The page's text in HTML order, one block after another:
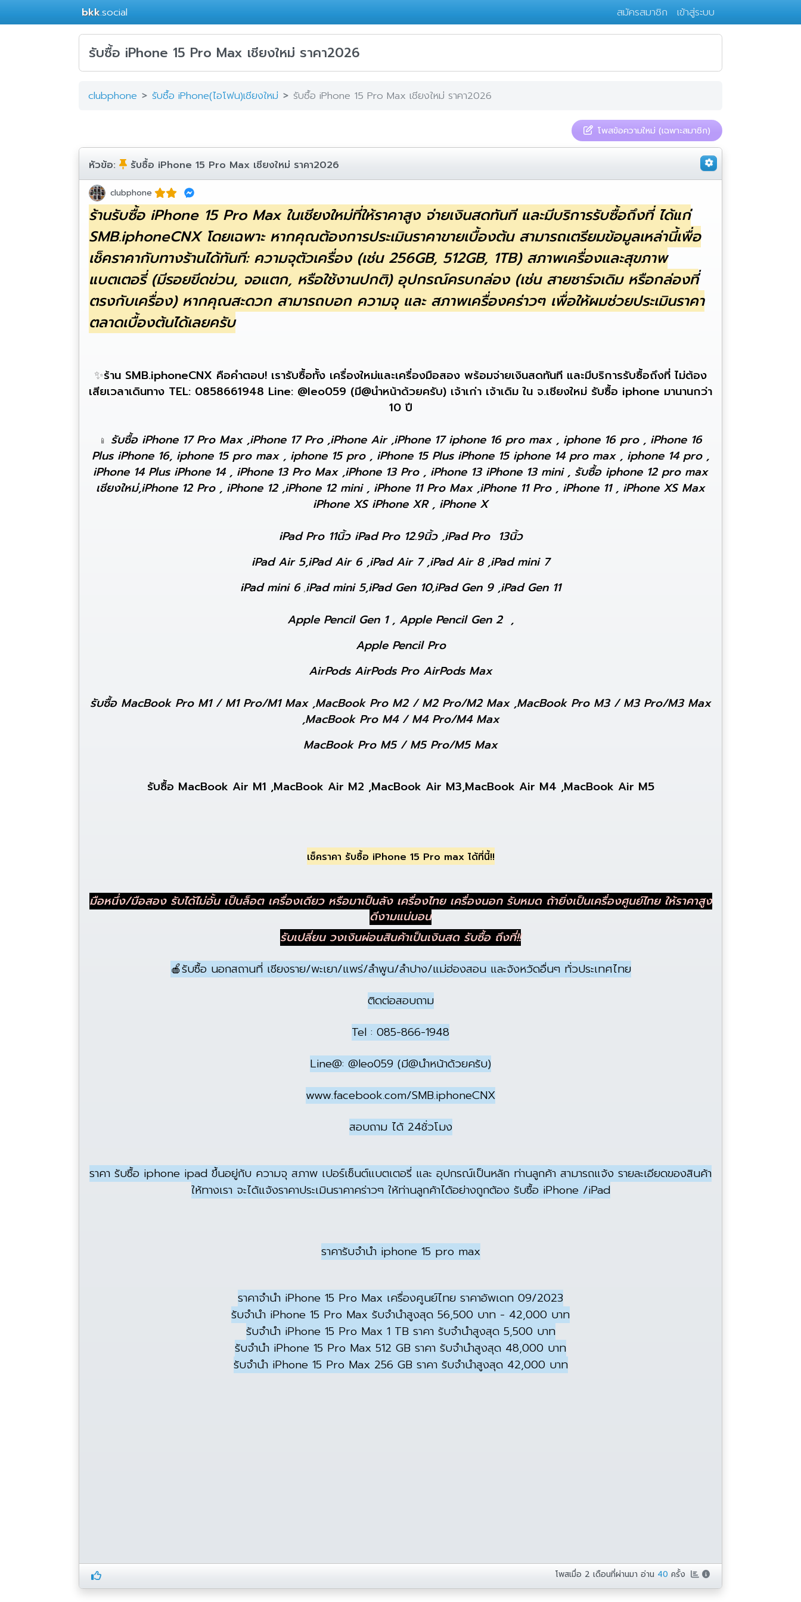
bkk.social สมัครสมาชิก เข้าสู่ระบบ
รับซื้อ iPhone 15 Pro Max เชียงใหม่ ราคา2026
clubphone รับซื้อ iPhone(ไอโฟน)เชียงใหม่ รับซื้อ iPhone 15 Pro Max เชียงใหม่ ราคา2026
โพสข้อความใหม่ (เฉพาะสมาชิก)
หัวข้อ: รับซื้อ iPhone 15 Pro Max เชียงใหม่ ราคา2026
clubphone
ร้านรับซื้อ iPhone 15 Pro Max ในเชียงใหม่ที่ให้ราคาสูง จ่ายเงินสดทันที และมีบริการรับซื้อถึงที่ ได้แก่
SMB.iphoneCNX โดยเฉพาะ หากคุณต้องการประเมินราคาขายเบื้องต้น สามารถเตรียมข้อมูลเหล่านี้เพื่อ
เช็คราคากับทางร้านได้ทันที: ความจุตัวเครื่อง (เช่น 256GB, 512GB, 1TB) สภาพเครื่องและสุขภาพ
แบตเตอรี่ (มีรอยขีดข่วน, จอแตก, หรือใช้งานปกติ) อุปกรณ์ครบกล่อง (เช่น สายชาร์จเดิม หรือกล่องที่
ตรงกับเครื่อง) หากคุณสะดวก สามารถบอก ความจุ และ สภาพเครื่องคร่าวๆ เพื่อให้ผมช่วยประเมินราคา
ตลาดเบื้องต้นได้เลยครับ
✨ร้าน SMB.iphoneCNX คือคำตอบ! เรารับซื้อทั้ง เครื่องใหม่และเครื่องมือสอง พร้อมจ่ายเงินสดทันที และมีบริการรับซื้อถึงที่ ไม่ต้อง
เสียเวลาเดินทาง TEL: 0858661948 Line: @leo059 (มี@นำหน้าด้วยครับ) เจ้าเก่า เจ้าเดิม ใน จ.เชียงใหม่ รับซื้อ iphone มานานกว่า
10 ปี
📱
รับซื้อ iPhone 17 Pro Max ,iPhone 17 Pro ,iPhone Air ,iPhone 17 iphone 16 pro max , iphone 16 pro , iPhone 16
Plus iPhone 16, iphone 15 pro max , iphone 15 pro , iPhone 15 Plus iPhone 15 iphone 14 pro max , iphone 14 pro ,
iPhone 14 Plus iPhone 14 , iPhone 13 Pro Max ,iPhone 13 Pro , iPhone 13 iPhone 13 mini , รับซื้อ iphone 12 pro max
เชียงใหม่,iPhone 12 Pro , iPhone 12 ,iPhone 12 mini , iPhone 11 Pro Max ,iPhone 11 Pro , iPhone 11 , iPhone XS Max
iPhone XS iPhone XR , iPhone X
iPad Pro 11นิ้ว iPad Pro 12.9นิ้ว ,iPad Pro 13นิ้ว
iPad Air 5,iPad Air 6 ,iPad Air 7 ,iPad Air 8 ,iPad mini 7
iPad mini 6 ,iPad mini 5,iPad Gen 10,iPad Gen 9 ,iPad Gen 11
Apple Pencil Gen 1 , Apple Pencil Gen 2 ,
Apple Pencil Pro
AirPods AirPods Pro AirPods Max
รับซื้อ MacBook Pro M1 / M1 Pro/M1 Max ,MacBook Pro M2 / M2 Pro/M2 Max ,MacBook Pro M3 / M3 Pro/M3 Max
,MacBook Pro M4 / M4 Pro/M4 Max
MacBook Pro M5 / M5 Pro/M5 Max
รับซื้อ MacBook Air M1 ,MacBook Air M2 ,MacBook Air M3,MacBook Air M4 ,MacBook Air M5
เช็คราคา รับซื้อ iPhone 15 Pro max ได้ที่นี้!!
มือหนึ่ง/มือสอง รับได้ไม่อั้น เป็นล็อต เครื่องเดียว หรือมาเป็นลัง เครื่องไทย เครื่องนอก รับหมด ถ้ายิ่งเป็นเครื่องศูนย์ไทย ให้ราคาสูง
ดีงามแน่นอน
รับเปลี่ยน วงเงินผ่อนสินค้าเป็นเงินสด รับซื้อ ถึงที่!!
🍎รับซื้อ นอกสถานที่ เชียงราย/พะเยา/แพร่/ลําพูน/ลําปาง/แม่ฮ่องสอน และจังหวัดอื่นๆ ทั่วประเทศไทย
ติดต่อสอบถาม
Tel : 085-866-1948
Line@: @leo059 (มี@นำหน้าด้วยครับ)
www.facebook.com/SMB.iphoneCNX
สอบถาม ได้ 24ชั่วโมง
ราคา รับซื้อ iphone ipad ขึ้นอยู่กับ ความจุ สภาพ เปอร์เซ็นต์แบตเตอรี่ และ อุปกรณ์เป็นหลัก ท่านลูกค้า สามารถแจ้ง รายละเอียดของสินค้า
ให้ทางเรา จะได้แจ้งราคาประเมินราคาคร่าวๆ ให้ท่านลูกค้าได้อย่างถูกต้อง รับซื้อ iPhone /iPad
ราคารับจำนำ iphone 15 pro max
ราคาจำนำ iPhone 15 Pro Max เครื่องศูนย์ไทย ราคาอัพเดท 09/2023
รับจำนำ iPhone 15 Pro Max รับจำนำสูงสุด 56,500 บาท - 42,000 บาท
รับจำนำ iPhone 15 Pro Max 1 TB ราคา รับจำนำสูงสุด 5,500 บาท
รับจำนำ iPhone 15 Pro Max 512 GB ราคา รับจำนำสูงสุด 48,000 บาท
รับจำนำ iPhone 15 Pro Max 256 GB ราคา รับจำนำสูงสุด 42,000 บาท
โพสเมื่อ 2 เดือนที่ผ่านมา อ่าน 40 ครั้ง